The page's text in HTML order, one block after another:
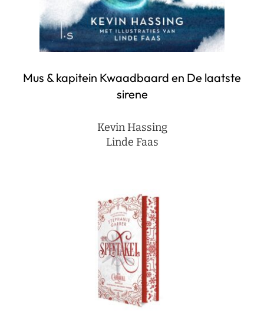
Mus & kapitein Kwaadbaard en De laatste
sirene
Kevin Hassing
Linde Faas